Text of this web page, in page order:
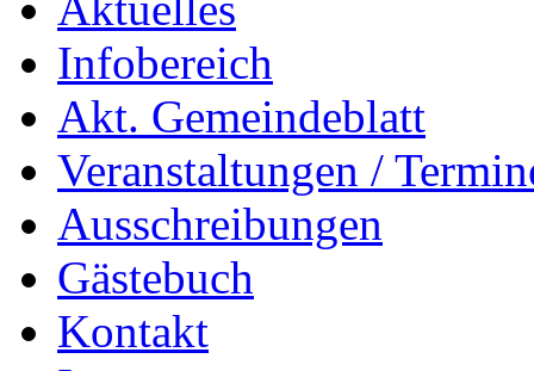
Infobereich
Akt. Gemeindeblatt
Veranstaltungen /
Ausschreibungen
Gästebuch
Kontakt